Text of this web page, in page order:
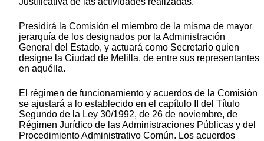
Presidirá la Comisión el miembro de la misma de mayor
jerarquía de los designados por la Administración
General del Estado, y actuará como Secretario quien
designe la Ciudad de Melilla, de entre sus representantes
en aquélla.
El régimen de funcionamiento y acuerdos de la Comisión
se ajustará a lo establecido en el capítulo II del Título
Segundo de la Ley 30/1992, de 26 de noviembre, de
Régimen Jurídico de las Administraciones Públicas y del
Procedimiento Administrativo Común. Los acuerdos